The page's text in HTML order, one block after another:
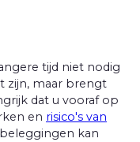
tijd niet nodig
zijn, maar brengt
dat u vooraf op
en risico's van
kan